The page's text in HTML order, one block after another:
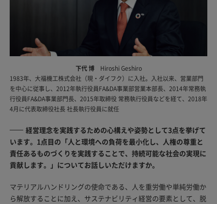
下代 博Hiroshi Geshiro
1983年、大福機工株式会社（現・ダイフク）に入社。入社以来、営業部門
を中心に従事し、2012年執行役員FA&DA事業部営業本部長、2014年常務執
行役員FA&DA事業部門長、2015年取締役 常務執行役員などを経て、2018年
4月に代表取締役社長 社長執行役員に就任
経営理念を実践するための心構えや姿勢として3点を挙げて
います。1点目の「人と環境への負荷を最小化し、人権の尊重と
責任あるものづくりを実践することで、持続可能な社会の実現に
貢献します。」についてお話しいただけますか。
マテリアルハンドリングの使命である、人を重労働や単純労働か
ら解放することに加え、サステナビリティ経営の要素として、脱